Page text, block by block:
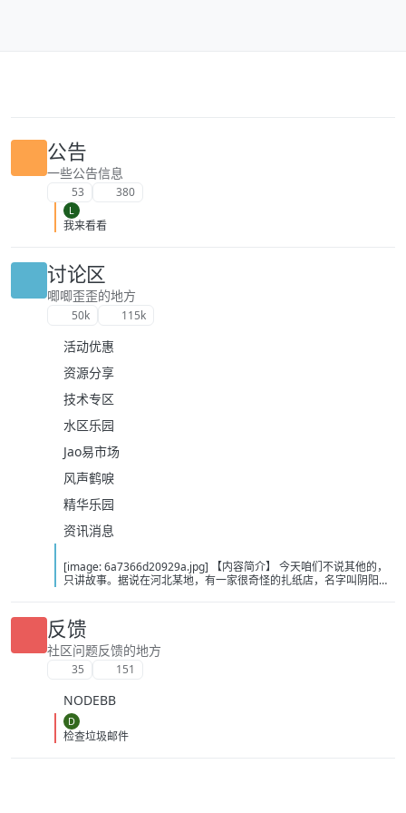
公告
一些公告信息
53 380
L
我来看看
讨论区
唧唧歪歪的地方
50k 115k
活动优惠
资源分享
技术专区
水区乐园
Jao易市场
风声鹤唳
精华乐园
资讯消息
[image: 6a7366d20929a.jpg] 【内容简介】 今天咱们不说其他的，
只讲故事。据说在河北某地，有一家很奇怪的扎纸店，名字叫阴阳店
缘由。于不仁到底有什么特殊之处？随着一次次危机临近于不仁身上
的谜团渐渐被解开…… 【下载地址】 百度：
https://pan.baidu.com/s/14UQyDKhozl-MvIUVOhgCYw?pwd=c12u
夸克：https://pan.quark.cn/s/efa4abf0c570?pwd=jCdN 移动：
https://yun.139.com/shareweb/#/w/i/2wFGrKgh2CMhg
反馈
社区问题反馈的地方
35 151
NODEBB
D
检查垃圾邮件